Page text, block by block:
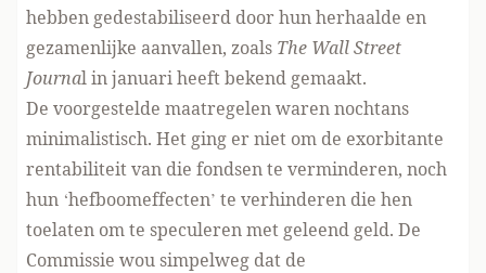
hebben gedestabiliseerd door hun herhaalde en
gezamenlijke aanvallen, zoals The Wall Street
Journal in januari heeft bekend gemaakt.
De voorgestelde maatregelen waren nochtans
minimalistisch. Het ging er niet om de exorbitante
rentabiliteit van die fondsen te verminderen, noch
hun ‘hefboomeffecten’ te verhinderen die hen
toelaten om te speculeren met geleend geld. De
Commissie wou simpelweg dat de